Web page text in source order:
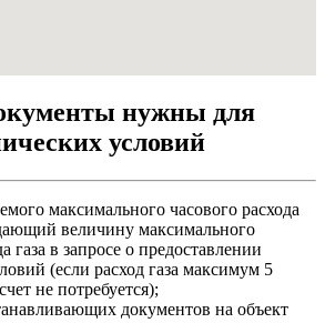
нужны для
условий
максимального часового расхода
величину максимального
газа в запросе о предоставлении
(если расход газа максимум 5
не потребуется);
документов на объект